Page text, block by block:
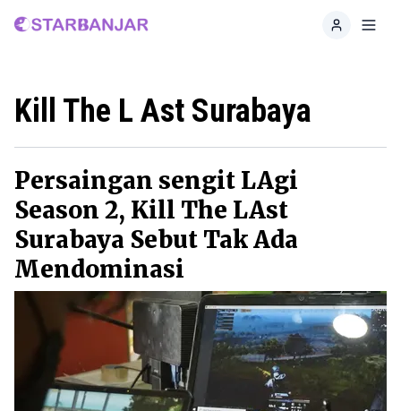
Home
Kill The L Ast Surabaya
Persaingan sengit LAgi
Season 2, Kill The LAst
Surabaya Sebut Tak Ada
Mendominasi